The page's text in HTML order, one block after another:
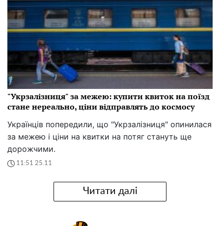
"Укрзалізниця" за межею: купити квиток на поїзд
стане нереально, ціни відправлять до космосу
Українців попередили, що "Укрзалізниця" опинилася
за межею і ціни на квитки на потяг стануть ще
дорожчими.
11:51 25.11
Читати далі